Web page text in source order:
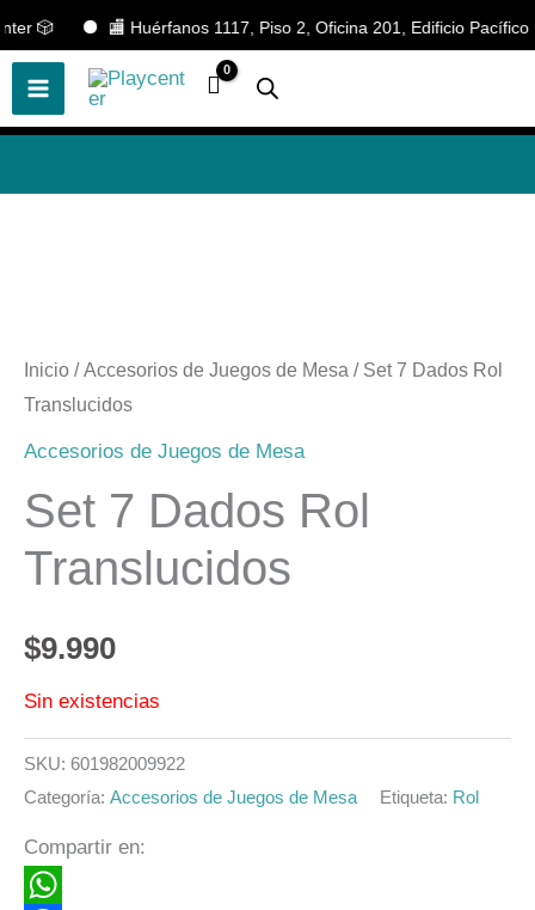
🎲 🏬 Huérfanos 1117, Piso 2, Oficina 201, Edificio Pacífico.
al
contenido
Inicio /Accesorios de Juegos de Mesa / Set 7 Dados Rol
Translucidos
Accesorios de Juegos de Mesa
Set 7 Dados Rol
Translucidos
$9.990
Sin existencias
SKU: 601982009922
Categoría: Accesorios de Juegos de Mesa Etiqueta: Rol
Compartir en:
🎲
¡Descubre nuestras increíbles
ofertas!🎲
📢 ¡OFERTAS! 🔥